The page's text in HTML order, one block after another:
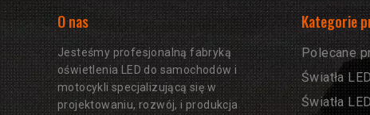
O nas
Jesteśmy profesjonalną fabryką
oświetlenia LED do samochodów i
motocykli specjalizującą się w
projektowaniu, rozwój, i produkcja
Kategorie
Polecane
Światła
Światła